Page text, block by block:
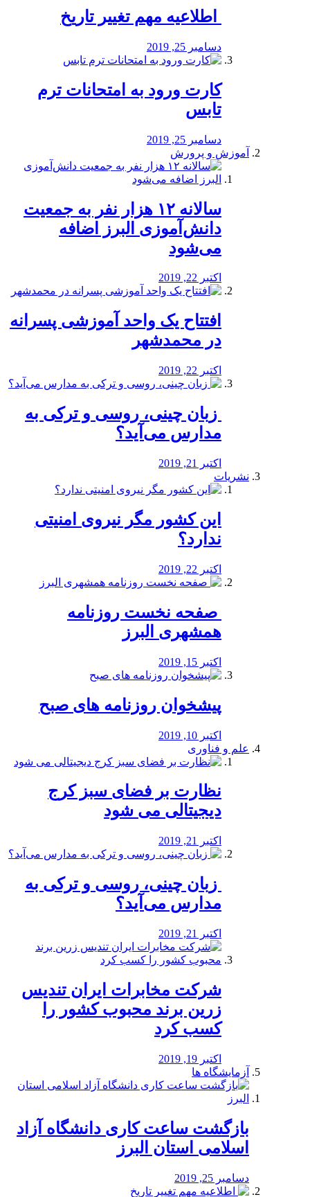
️ اطلاعیه مهم تغییر تاریخ
دسامبر 25, 2019
کارت ورود به امتحانات ترم
تابس
دسامبر 25, 2019
آموزش و پرورش
️سالانه ۱۲ هزار نفر به جمعیت
دانش‌آموزی البرز اضافه
می‌شود
اکتبر 22, 2019
افتتاح یک واحد آموزشی پسرانه
در محمدشهر
اکتبر 22, 2019
️ زبان چینی، روسی و ترکی به
مدارس می‌آید؟
اکتبر 21, 2019
نشریات
این کشور مگر نیروی امنیتی
ندارد؟
اکتبر 22, 2019
️ صفحه نخست روزنامه‌
همشهری البرز
اکتبر 15, 2019
پیشخوان روزنامه های صبح
اکتبر 10, 2019
علم و فناوری
نظارت بر فضای سبز کرج
دیجیتالی می شود
اکتبر 21, 2019
️ زبان چینی، روسی و ترکی به
مدارس می‌آید؟
اکتبر 21, 2019
شرکت مخابرات ایران تندیس
زرین برند محبوب کشور را
کسب کرد
اکتبر 19, 2019
آزمایشگاه ها
بازگشت ساعت کاری دانشگاه آزاد
اسلامی استان البرز
دسامبر 25, 2019